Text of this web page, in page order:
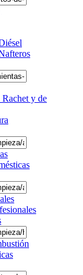
y de